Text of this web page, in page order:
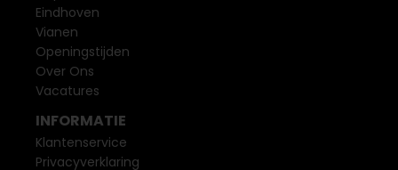
Eindhoven
Vianen
Openingstijden
Over Ons
Vacatures
INFORMATIE
Klantenservice
Privacyverklaring